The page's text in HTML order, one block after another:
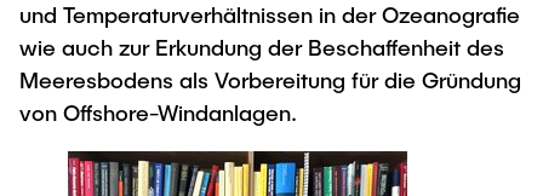
und Temperaturverhältnissen in der Ozeanografie
wie auch zur Erkundung der Beschaffenheit des
Meeresbodens als Vorbereitung für die Gründung
von Offshore-Windanlagen.